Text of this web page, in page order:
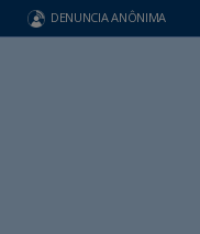
DENUNCIA ANÔNIMA